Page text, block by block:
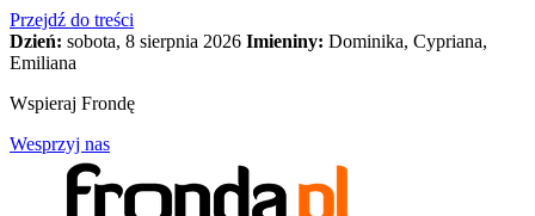
Przejdź do treści
Dzień: sobota, 8 sierpnia 2026 Imieniny: Dominika, Cypriana,
Emiliana
Wspieraj Frondę
Wesprzyj nas